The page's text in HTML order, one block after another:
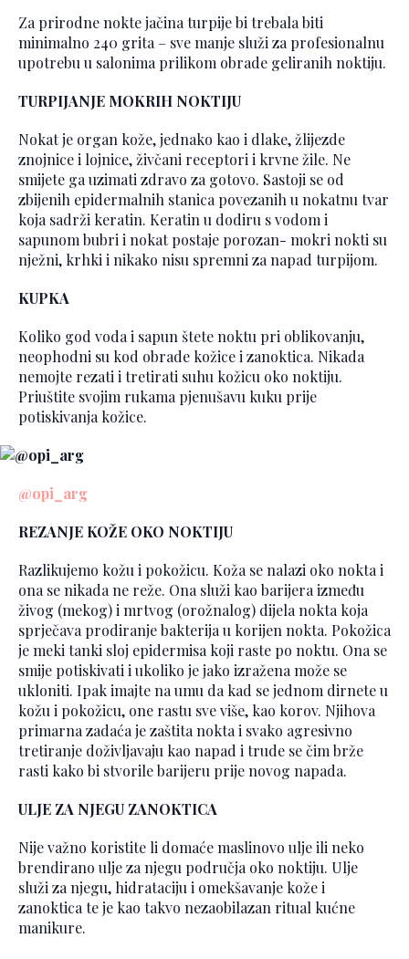
Za prirodne nokte jačina turpije bi trebala biti
minimalno 240 grita – sve manje služi za profesionalnu
upotrebu u salonima prilikom obrade geliranih noktiju.
TURPIJANJE MOKRIH NOKTIJU
Nokat je organ kože, jednako kao i dlake, žlijezde
znojnice i lojnice, živčani receptori i krvne žile. Ne
smijete ga uzimati zdravo za gotovo. Sastoji se od
zbijenih epidermalnih stanica povezanih u nokatnu tvar
koja sadrži keratin. Keratin u dodiru s vodom i
sapunom bubri i nokat postaje porozan- mokri nokti su
nježni, krhki i nikako nisu spremni za napad turpijom.
KUPKA
Koliko god voda i sapun štete noktu pri oblikovanju,
neophodni su kod obrade kožice i zanoktica. Nikada
nemojte rezati i tretirati suhu kožicu oko noktiju.
Priuštite svojim rukama pjenušavu kuku prije
potiskivanja kožice.
@opi_arg
REZANJE KOŽE OKO NOKTIJU
Razlikujemo kožu i pokožicu. Koža se nalazi oko nokta i
ona se nikada ne reže. Ona služi kao barijera između
živog (mekog) i mrtvog (orožnalog) dijela nokta koja
sprječava prodiranje bakterija u korijen nokta. Pokožica
je meki tanki sloj epidermisa koji raste po noktu. Ona se
smije potiskivati i ukoliko je jako izražena može se
ukloniti. Ipak imajte na umu da kad se jednom dirnete u
kožu i pokožicu, one rastu sve više, kao korov. Njihova
primarna zadaća je zaštita nokta i svako agresivno
tretiranje doživljavaju kao napad i trude se čim brže
rasti kako bi stvorile barijeru prije novog napada.
ULJE ZA NJEGU ZANOKTICA
Nije važno koristite li domaće maslinovo ulje ili neko
brendirano ulje za njegu područja oko noktiju. Ulje
služi za njegu, hidrataciju i omekšavanje kože i
zanoktica te je kao takvo nezaobilazan ritual kućne
manikure.